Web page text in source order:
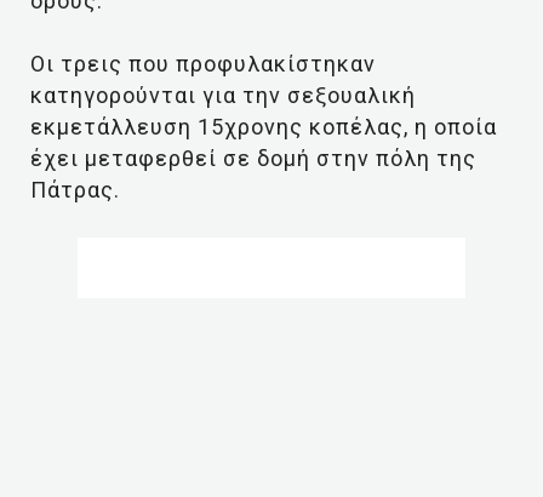
Οι τρεις που προφυλακίστηκαν
κατηγορούνται για την σεξουαλική
εκμετάλλευση 15χρονης κοπέλας, η οποία
έχει μεταφερθεί σε δομή στην πόλη της
Πάτρας.